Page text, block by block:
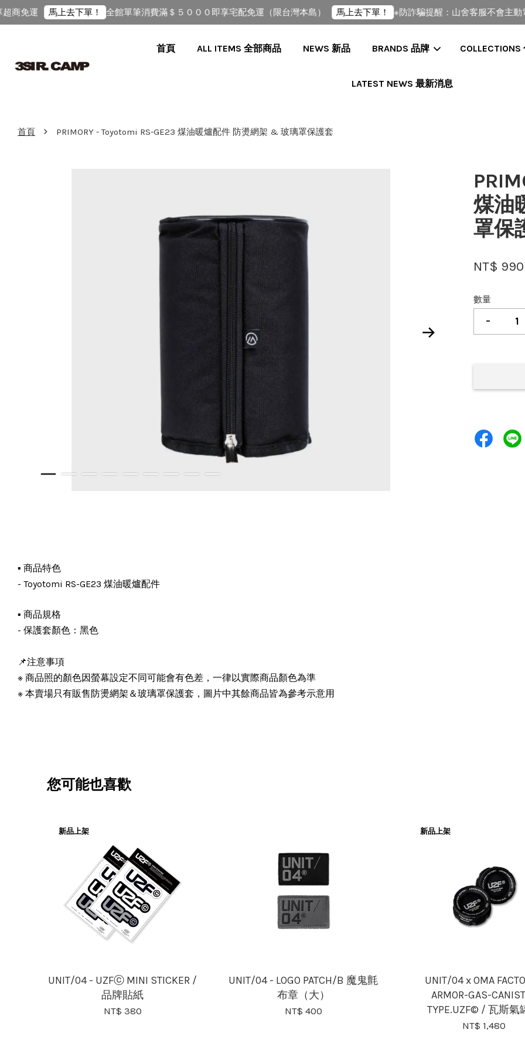
免運 馬上去下單！ 全館單筆消費滿＄５０００即享宅配免運（限台灣本島） 馬上去下單！ ※防詐騙提醒：山舍客服不會主動電
首頁 ALL ITEMS 全部商品 NEWS 新品 BRANDS 品牌 COLLECTIONS
LATEST NEWS 最新消息
首頁 › PRIMORY - Toyotomi RS-GE23 煤油暖爐配件 防燙網架 & 玻璃罩保護套
煤油
罩保
NT$ 990
數量
-
▪️ 商品特色
- Toyotomi RS-GE23 煤油暖爐配件
▪️ 商品規格
- 保護套顏色：黑色
📌注意事項
※ 商品照的顏色因螢幕設定不同可能會有色差，一律以實際商品顏色為準
※ 本賣場只有販售防燙網架＆玻璃罩保護套，圖片中其餘商品皆為參考示意用
您可能也喜歡
新品上架
UNIT/04 - UZFⓒ MINI STICKER /
品牌貼紙
NT$ 380
UNIT/04 - LOGO PATCH/B 魔鬼氈
布章（大）
NT$ 400
新品上架
UNIT/04 x OMA
ARMOR-GAS-
TYPE.UZF© / 瓦斯氣
NT$ 1,480